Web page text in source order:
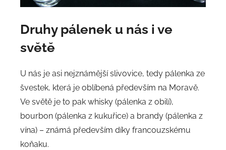
Druhy pálenek u nás i ve
světě
U nás je asi nejznámější slivovice, tedy pálenka ze
švestek, která je oblíbená především na Moravě.
Ve světě je to pak whisky (pálenka z obilí),
bourbon (pálenka z kukuřice) a brandy (pálenka z
vína) – známá především díky francouzskému
koňaku.